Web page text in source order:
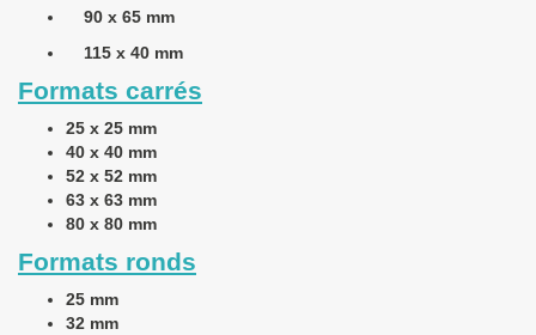
90 x 65 mm
115 x 40 mm
Formats carrés
25 x 25 mm
40 x 40 mm
52 x 52 mm
63 x 63 mm
80 x 80 mm
Formats ronds
25 mm
32 mm